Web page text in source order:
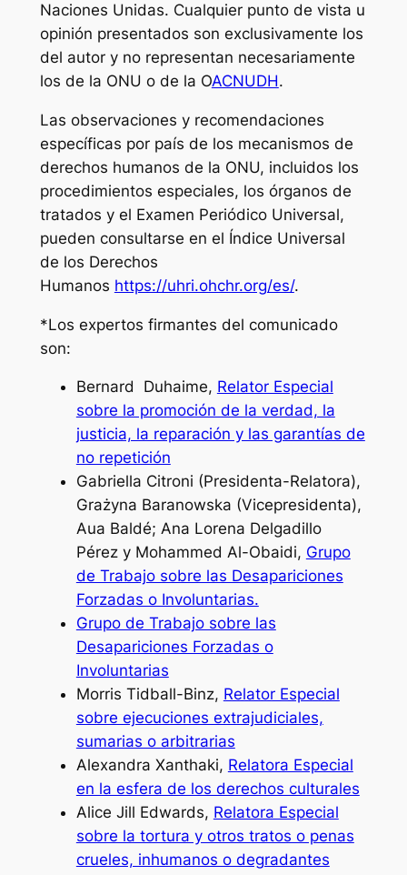
Naciones Unidas. Cualquier punto de vista u
opinión presentados son exclusivamente los
del autor y no representan necesariamente
los de la ONU o de la OACNUDH.
Las observaciones y recomendaciones
específicas por país de los mecanismos de
derechos humanos de la ONU, incluidos los
procedimientos especiales, los órganos de
tratados y el Examen Periódico Universal,
pueden consultarse en el Índice Universal
de los Derechos
Humanos https://uhri.ohchr.org/es/.
*Los expertos firmantes del comunicado
son:
Bernard Duhaime, Relator Especial
sobre la promoción de la verdad, la
justicia, la reparación y las garantías de
no repetición
Gabriella Citroni (Presidenta-Relatora),
Grażyna Baranowska (Vicepresidenta),
Aua Baldé; Ana Lorena Delgadillo
Pérez y Mohammed Al-Obaidi, Grupo
de Trabajo sobre las Desapariciones
Forzadas o Involuntarias.
Grupo de Trabajo sobre las
Desapariciones Forzadas o
Involuntarias
Morris Tidball-Binz, Relator Especial
sobre ejecuciones extrajudiciales,
sumarias o arbitrarias
Alexandra Xanthaki, Relatora Especial
en la esfera de los derechos culturales
Alice Jill Edwards, Relatora Especial
sobre la tortura y otros tratos o penas
crueles, inhumanos o degradantes